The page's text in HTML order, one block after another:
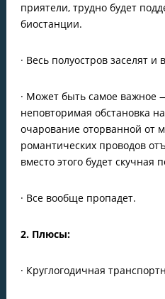
приятели, трудно будет
биостанции.
· Весь полуостров заселят и
· Может быть самое важное
неповторимая обстановка
очарование оторванной от
романтических проводов
вместо этого будет скучная
· Все вообще пропадет.
2. Плюсы:
· Круглогодичная